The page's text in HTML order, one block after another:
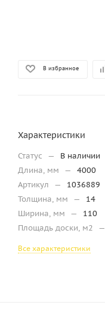
В избранное
Характеристики
Статус —
В наличии
Длина, мм
—
4000
Артикул
—
1036889
Толщина, мм
—
14
Ширина, мм
—
110
Площадь доски, м2
—
Все характеристики